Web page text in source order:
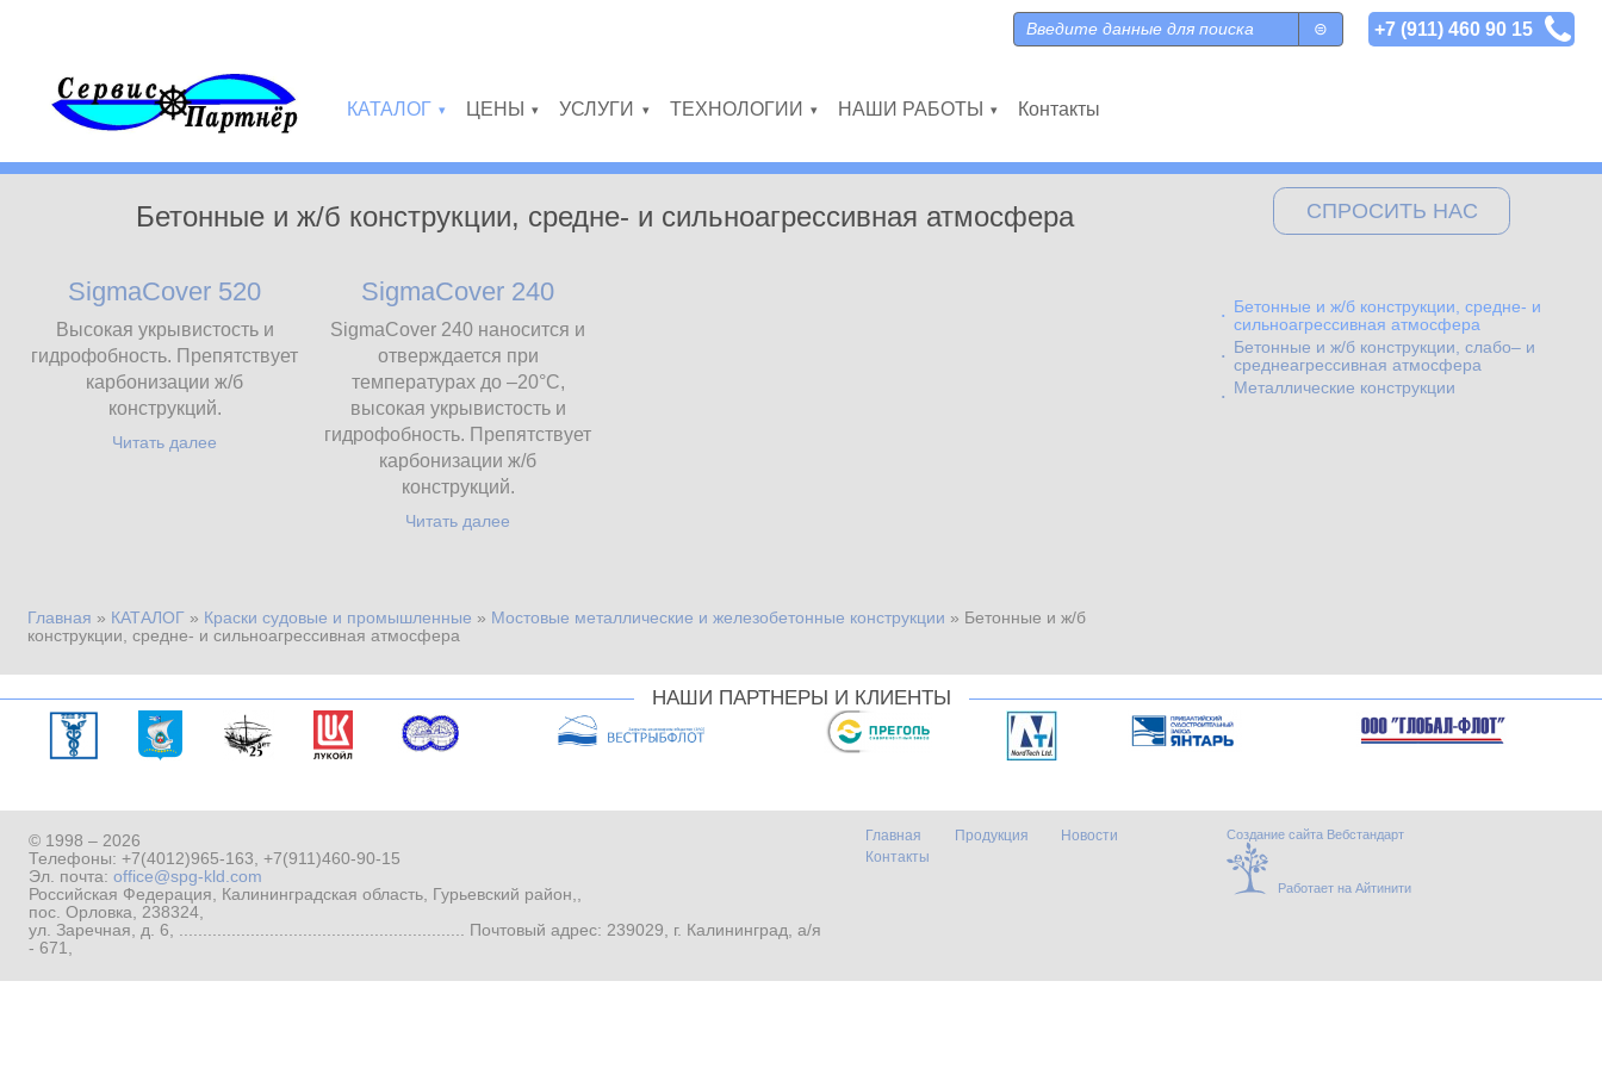
Форма поиска
Поиск +7 (911) 460 90 15
КАТАЛОГ ЦЕНЫ УСЛУГИ ТЕХНОЛОГИИ НАШИ РАБОТЫ Контакты
Бетонные и ж/б конструкции, средне- и сильноагрессивная атмосфера
SigmaCover 520
Высокая укрывистость и
гидрофобность. Препятствует
карбонизации ж/б
конструкций.
Читать далее
SigmaCover 240
SigmaCover 240 наносится и
отверждается при
температурах до –20°С,
высокая укрывистость и
гидрофобность. Препятствует
карбонизации ж/б
конструкций.
Читать далее
Вы здесь
Главная » КАТАЛОГ » Краски судовые и промышленные » Мостовые металлические и железобетонные конструкции » Бетонные и ж/б
конструкции, средне- и сильноагрессивная атмосфера
СПРОСИТЬ НАС
Бетонные и ж/б конструкции, средне- и
сильноагрессивная атмосфера
Бетонные и ж/б конструкции, слабо– и
среднеагрессивная атмосфера
Металлические конструкции
НАШИ ПАРТНЕРЫ И КЛИЕНТЫ
© 1998 – 2026
Телефоны: +7(4012)965-163, +7(911)460-90-15
Эл. почта: office@spg-kld.com
Российская Федерация, Калининградская область, Гурьевский район,,
пос. Орловка, 238324,
ул. Заречная, д. 6, ............................................................ Почтовый адрес: 239029, г. Калининград, а/я
- 671,
Главная Продукция
Новости
Контакты
Создание сайта Вебстандарт
Работает на Айтинити